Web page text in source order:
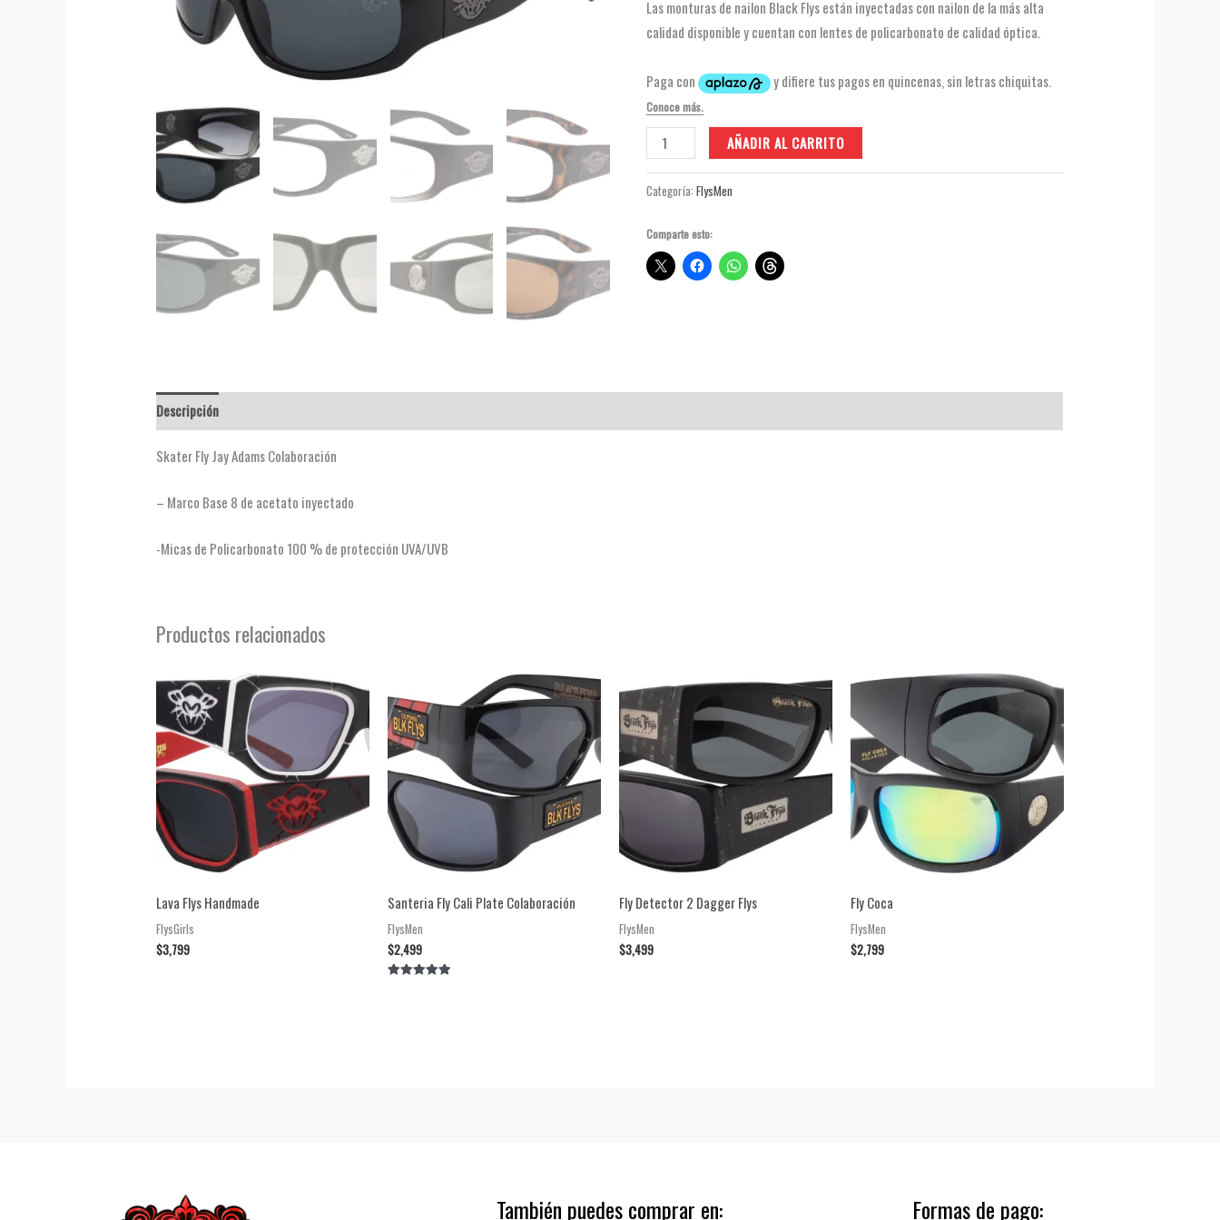
Las monturas de nailon Black Flys están inyectadas con nailon de la más alta
calidad disponible y cuentan con lentes de policarbonato de calidad óptica.
Skater
Fly
Jay
Colaboración
cantidad
AÑADIR AL CARRITO
Categoría: FlysMen
Comparte esto:
Descripción
Skater Fly Jay Adams Colaboración
– Marco Base 8 de acetato inyectado
-Micas de Policarbonato 100 % de protección UVA/UVB
Productos relacionados
Lava Flys Handmade
FlysGirls
$3,799
Santeria Fly Cali Plate Colaboración
FlysMen
$2,499
Fly Detector 2 Dagger Flys
FlysMen
$3,499
Fly Coca
FlysMen
$2,799
También puedes comprar en: Formas de pago: